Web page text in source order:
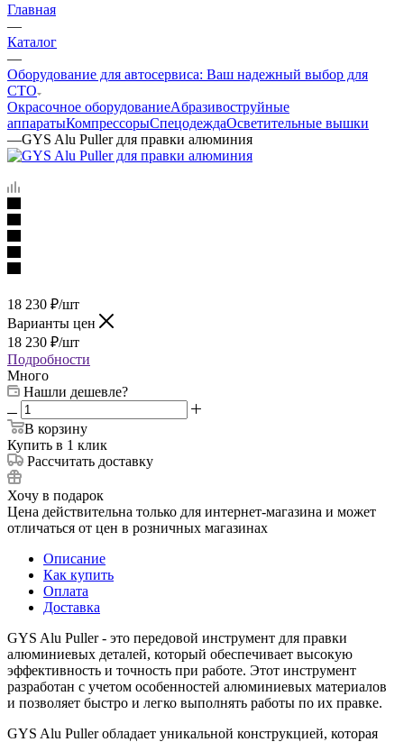
Главная
—
Каталог
—
Оборудование для автосервиса: Ваш надежный выбор для
СТО
Окрасочное оборудованиеAбразивоструйные
аппаратыКомпрессорыСпецодеждаОсветительные вышки
—GYS Alu Puller для правки алюминия
18 230 ₽/шт
Варианты цен
18 230 ₽/шт
Подробности
Много
Нашли дешевле?
В корзину
Купить в 1 клик
Рассчитать доставку
Хочу в подарок
Цена действительна только для интернет-магазина и может
отличаться от цен в розничных магазинах
Описание
Как купить
Оплата
Доставка
GYS Alu Puller - это передовой инструмент для правки
алюминиевых деталей, который обеспечивает высокую
эффективность и точность при работе. Этот инструмент
разработан с учетом особенностей алюминиевых материалов
и позволяет быстро и легко выполнять работы по их правке.
GYS Alu Puller обладает уникальной конструкцией, которая